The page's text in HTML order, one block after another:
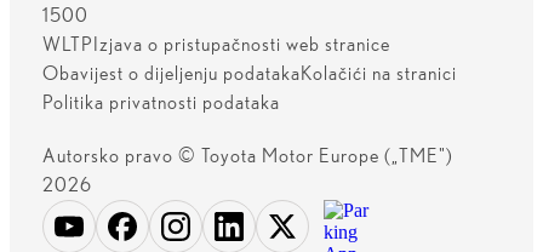
1500
WLTP Izjava o pristupačnosti web stranice
Obavijest o dijeljenju podatakaKolačići na stranici
Politika privatnosti podataka
Autorsko pravo © Toyota Motor Europe („TME")
2026